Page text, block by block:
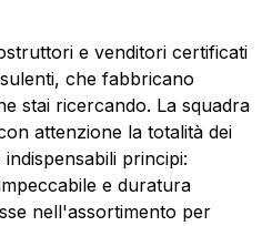
e venditori certificati
che fabbricano
stai ricercando. La squadra
attenzione la totalità dei
principi:
e duratura
nell'assortimento per